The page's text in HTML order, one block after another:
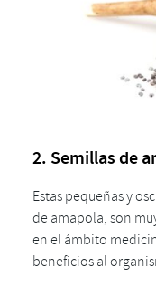
2. Semillas de
Estas pequeñas y
de amapola, son
en el ámbito
beneficios al